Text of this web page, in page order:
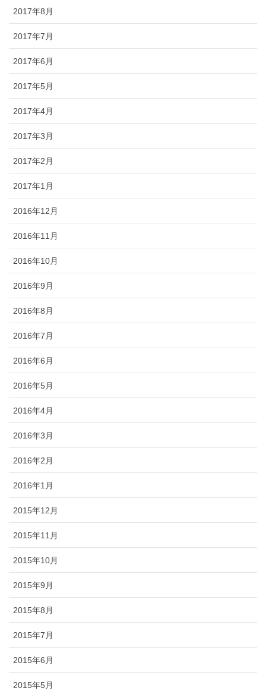
2017年8月
2017年7月
2017年6月
2017年5月
2017年4月
2017年3月
2017年2月
2017年1月
2016年12月
2016年11月
2016年10月
2016年9月
2016年8月
2016年7月
2016年6月
2016年5月
2016年4月
2016年3月
2016年2月
2016年1月
2015年12月
2015年11月
2015年10月
2015年9月
2015年8月
2015年7月
2015年6月
2015年5月